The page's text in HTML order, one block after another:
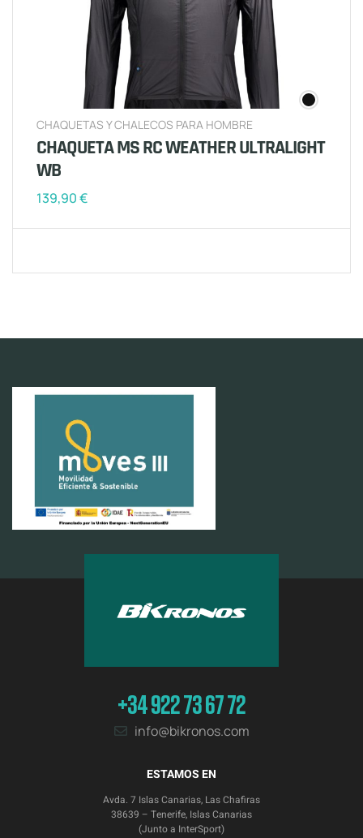
CHAQUETAS Y CHALECOS PARA HOMBRE
CHAQUETA MS RC WEATHER ULTRALIGHT
WB
139,90€
+34 922 73 67 72
info@bikronos.com
ESTAMOS EN
Avda. 7 Islas Canarias, Las Chafiras
38639 – Tenerife, Islas Canarias
(Junto a InterSport)